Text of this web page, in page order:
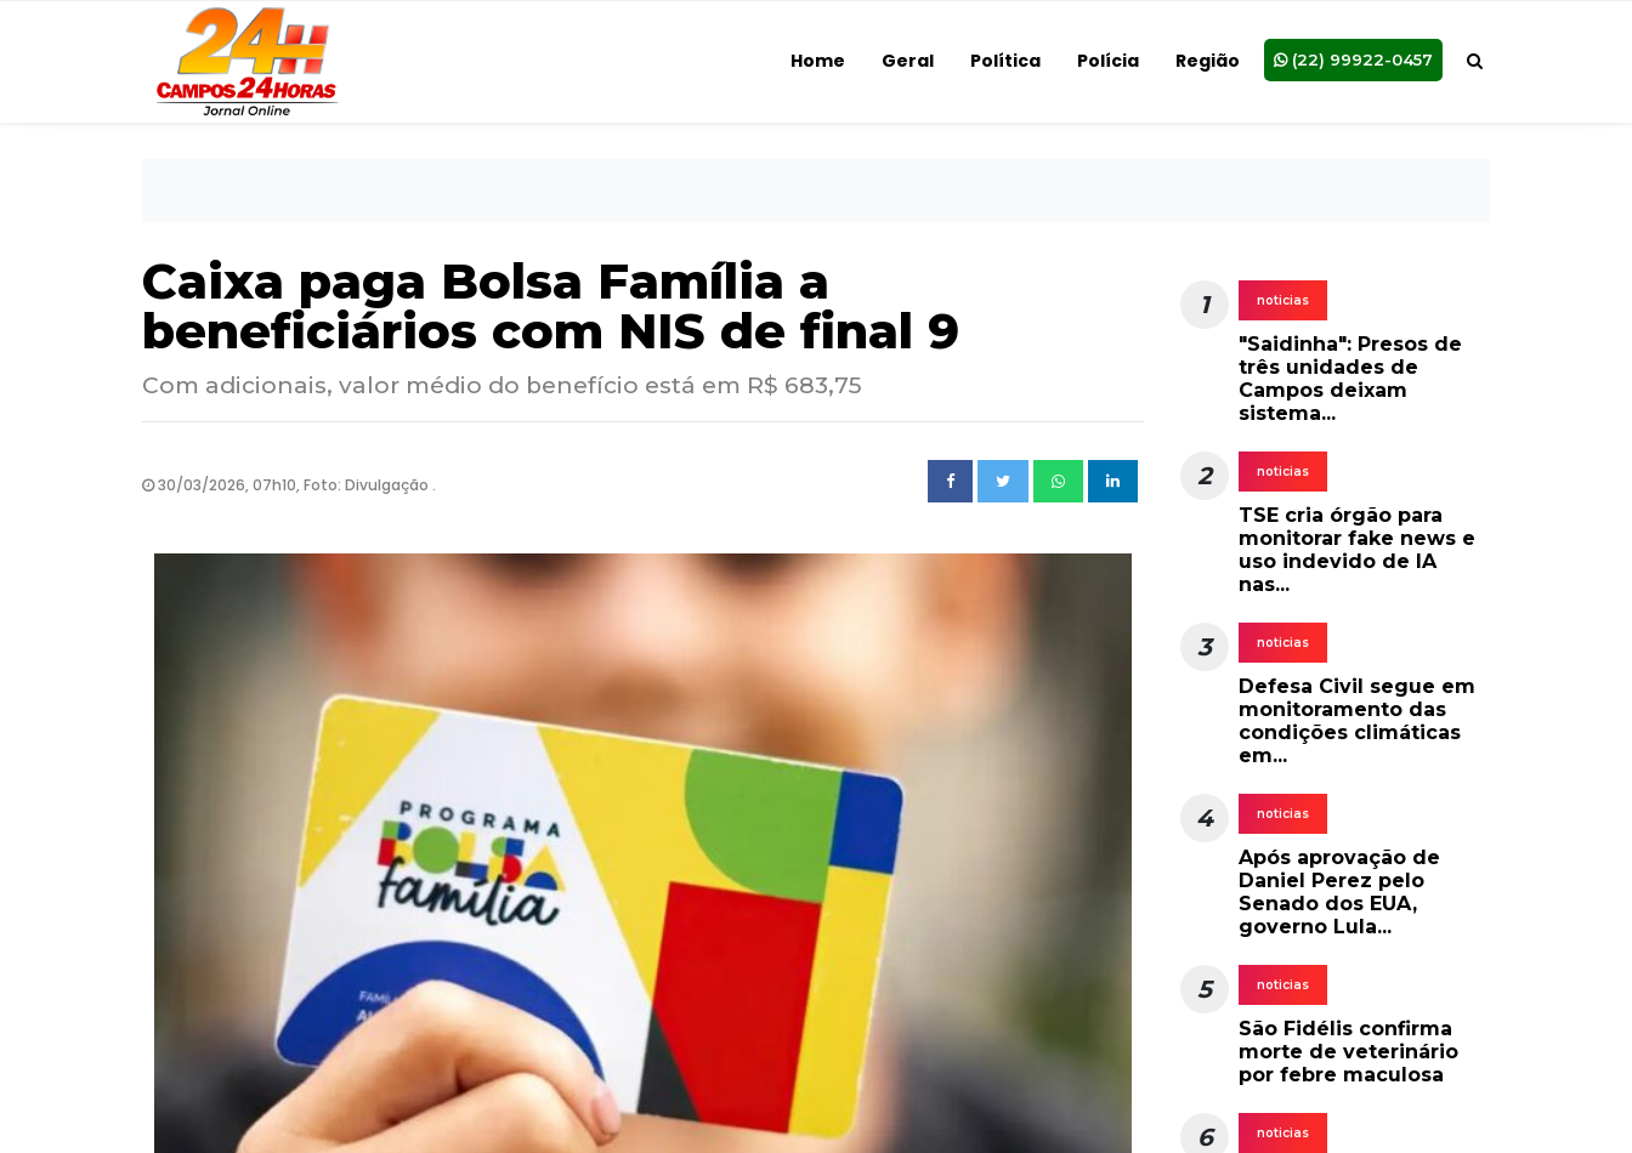
Home Geral Política Polícia Região (22) 99922-0457
Caixa paga Bolsa Família a
beneficiários com NIS de final 9
Com adicionais, valor médio do benefício está em R$ 683,75
30/03/2026, 07h10, Foto: Divulgação .
1 noticias
"Saidinha": Presos de
três unidades de
Campos deixam
sistema...
2 noticias
TSE cria órgão para
monitorar fake news e
uso indevido de IA
nas...
3 noticias
Defesa Civil segue em
monitoramento das
condições climáticas
em...
4 noticias
Após aprovação de
Daniel Perez pelo
Senado dos EUA,
governo Lula...
5 noticias
São Fidélis confirma
morte de veterinário
por febre maculosa
6 noticias